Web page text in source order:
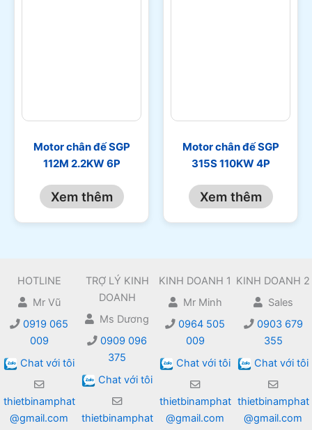
Motor chân đế SGP
112M 2.2KW 6P
Xem thêm
Motor chân đế SGP
315S 110KW 4P
Xem thêm
HOTLINE
Mr Vũ
0919 065
009
Chat với tôi
thietbinamphat
@gmail.com
TRỢ LÝ KINH
DOANH
Ms Dương
0909 096
375
Chat với tôi
thietbinamphat
KINH DOANH 1
Mr Minh
0964 505
009
Chat với tôi
thietbinamphat
@gmail.com
KINH DOANH 2
Sales
0903 679
355
Chat với tôi
thietbinamphat
@gmail.com